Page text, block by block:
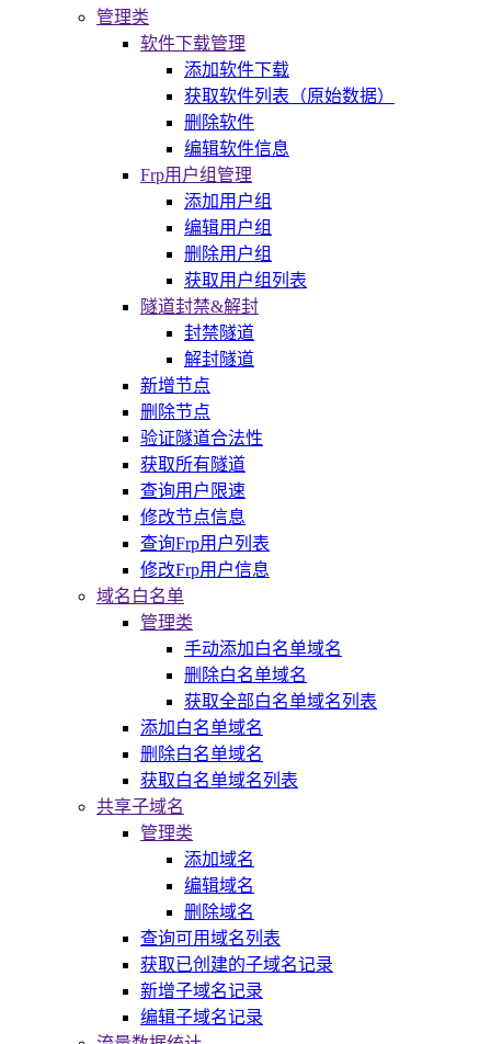
管理类
软件下载管理
添加软件下载
获取软件列表（原始数据）
删除软件
编辑软件信息
Frp用户组管理
添加用户组
编辑用户组
删除用户组
获取用户组列表
隧道封禁&解封
封禁隧道
解封隧道
新增节点
删除节点
验证隧道合法性
获取所有隧道
查询用户限速
修改节点信息
查询Frp用户列表
修改Frp用户信息
域名白名单
管理类
手动添加白名单域名
删除白名单域名
获取全部白名单域名列表
添加白名单域名
删除白名单域名
获取白名单域名列表
共享子域名
管理类
添加域名
编辑域名
删除域名
查询可用域名列表
获取已创建的子域名记录
新增子域名记录
编辑子域名记录